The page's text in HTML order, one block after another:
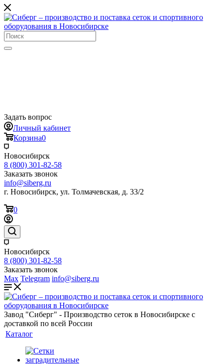
Задать вопрос
Личный кабинет
Корзина0
Новосибирск
8 (800) 301-82-58
Заказать звонок
info@siberg.ru
г. Новосибирск, ул. Толмачевская, д. 33/2
0
Новосибирск
8 (800) 301-82-58
Заказать звонок
Max Telegram info@siberg.ru
Завод "Сиберг" - Производство сеток в Новосибирске с
доставкой по всей России
Каталог